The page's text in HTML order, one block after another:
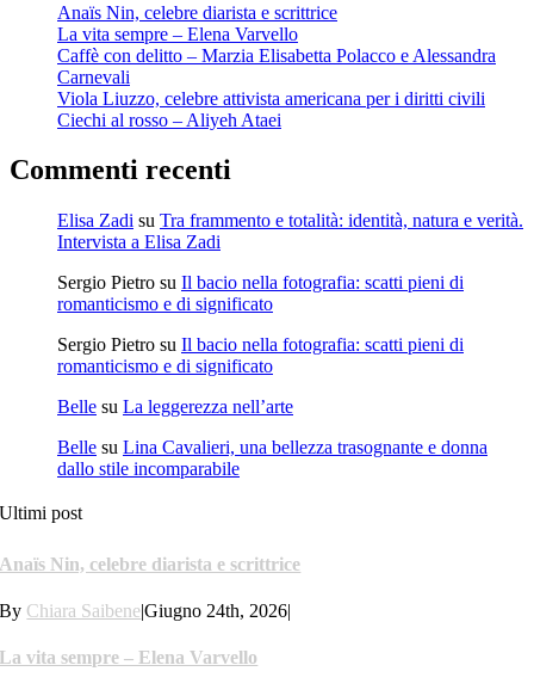
Anaïs Nin, celebre diarista e scrittrice
La vita sempre – Elena Varvello
Caffè con delitto – Marzia Elisabetta Polacco e Alessandra
Carnevali
Viola Liuzzo, celebre attivista americana per i diritti civili
Ciechi al rosso – Aliyeh Ataei
Commenti recenti
Elisa Zadi su Tra frammento e totalità: identità, natura e verità.
Intervista a Elisa Zadi
Sergio Pietro su Il bacio nella fotografia: scatti pieni di
romanticismo e di significato
Sergio Pietro su Il bacio nella fotografia: scatti pieni di
romanticismo e di significato
Belle su La leggerezza nell’arte
Belle su Lina Cavalieri, una bellezza trasognante e donna
dallo stile incomparabile
Ultimi post
Anaïs Nin, celebre diarista e scrittrice
By Chiara Saibene|Giugno 24th, 2026|
La vita sempre – Elena Varvello